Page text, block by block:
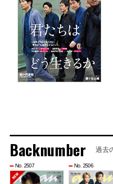
Backnumber 過去
No. 2507 No. 2506